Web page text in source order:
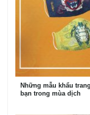
Những mẫu khẩu
bạn trong mùa dịch